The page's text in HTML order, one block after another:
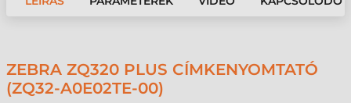
ZEBRA ZQ320 PLUS CÍMKENYOMTATÓ
(ZQ32-A0E02TE-00)